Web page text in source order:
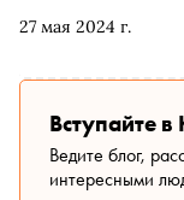
27 мая 2024 г.
жителями,
Поволжью. Кто
полка, где
мокшу от эрзя —
в репортаже
Вступайте
Ведите блог,
интересными